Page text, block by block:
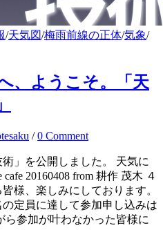
/天気図/梅雨前線の正体/気象/
、ようこそ。「天
/0 Comment
」を公開しました。 天気に
20160408 from 耕作 茂木 ４
様、楽しみにしております。
定員に達して参加申し込みは
参加が叶わなかった皆様に